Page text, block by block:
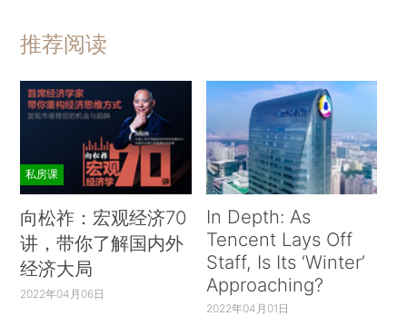
推荐阅读
私房课
向松祚：宏观经济70
讲，带你了解国内外
经济大局
2022年04月06日
In Depth: As
Tencent Lays Off
Staff, Is Its ‘Winter’
Approaching?
2022年04月01日